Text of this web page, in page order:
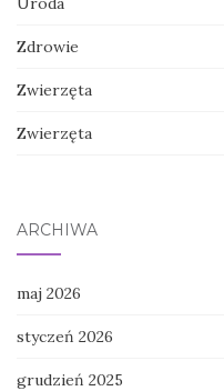
Zdrowie
Zwierzęta
Zwierzęta
ARCHIWA
maj 2026
styczeń 2026
grudzień 2025